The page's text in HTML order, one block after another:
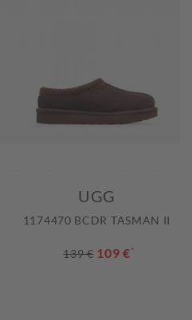
UGG
1174470 BCDR TASMAN II
139 € 109 €*